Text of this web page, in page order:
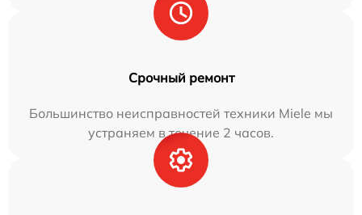
Срочный ремонт
Большинство неисправностей техники Miele мы
устраняем в течение 2 часов.